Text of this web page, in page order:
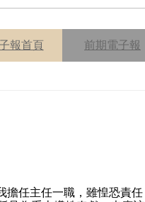
報首頁 前期電子報
擔任主任一職，雖惶恐責任